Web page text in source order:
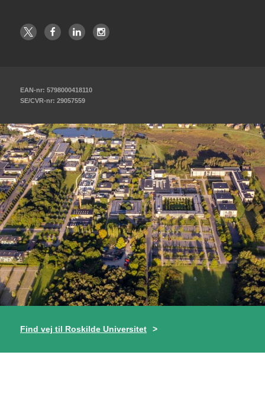
EAN-nr: 5798000418110
SE/CVR-nr: 29057559
Find vej til Roskilde Universitet